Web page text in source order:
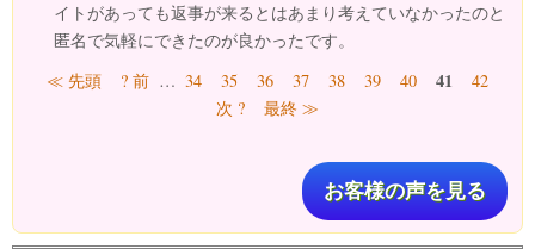
イトがあっても返事が来るとはあまり考えていなかったのと
匿名で気軽にできたのが良かったです。
ページ
≪ 先頭 ? 前 … 34 35 36 37 38 39 40 41
42
次 ?
最終 ≫
お客様の声を見る